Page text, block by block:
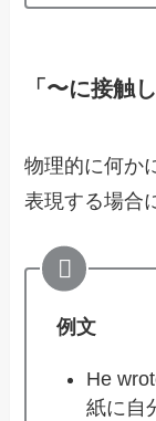
「〜に接触
物理的に何か
表現する場合
例文
He
紙に自